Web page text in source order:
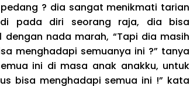
? dia sangat menikmati tarian
pada diri seorang raja, dia bisa
nada marah, “Tapi dia masih
menghadapi semuanya ini ?” tanya
ini di masa anak anakku, untuk
bisa menghadapi semua ini !” kata